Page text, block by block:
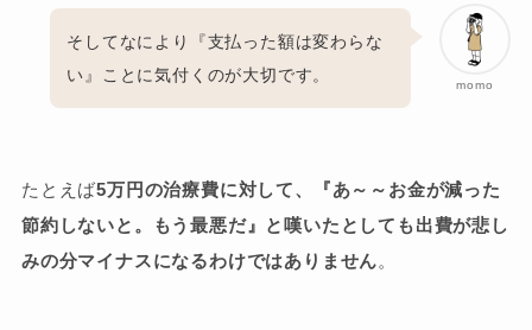
momo
そしてなにより『支払った額は変わらな
い』ことに気付くのが大切です。
たとえば5万円の治療費に対して、『あ～～お金が減った
節約しないと。もう最悪だ』と嘆いたとしても出費が悲し
みの分マイナスになるわけではありません。